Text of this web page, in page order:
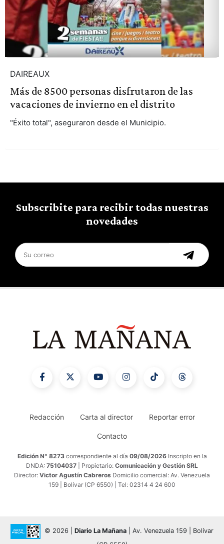
DAIREAUX
Más de 8500 personas disfrutaron de las
vacaciones de invierno en el distrito
"Éxito total", aseguraron desde el Municipio.
Subscribite para recibir todas nuestras
novedades
Redacción Carta al director Reportar error
Contacto
Edición Nº 8273 correspondiente al día 09/08/2026 Inscripto en la
DNDA: 75104037 | Propietario: Comunicación y Gestión SRL
Director: Victor Agustín Cabreros Domicilio comercial: Av. Venezuela
159 | Bolívar (CP 6550) | Tel: 02314 4 24 600
© 2026 | Diario La Mañana | Av. Venezuela 159 | Bolívar